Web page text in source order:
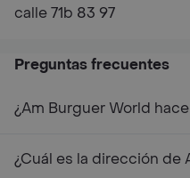
calle 71b 83 97
Preguntas frecuentes
¿Am Burguer World
¿Cuál es la dirección de